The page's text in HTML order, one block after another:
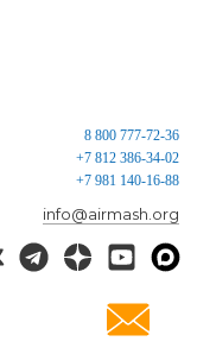
8 800 777-72-36
+7 812 386-34-02
+7 981 140-16-88
info@airmash.org